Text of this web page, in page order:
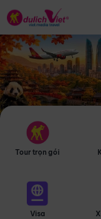
Tour trọn gói
Visa